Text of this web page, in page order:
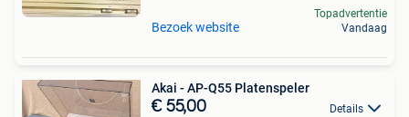
Bezoek website
Topadvertentie
Vandaag
Akai - AP-Q55 Platenspeler
€ 55,00 Details